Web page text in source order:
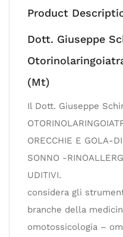
Product
Dott. Giuseppe
(Mt)
Il Dott. Giuseppe
ORECCHIE E GOLA-
SONNO -
UDITIVI.
considera gli
branche della
omotossicologia –